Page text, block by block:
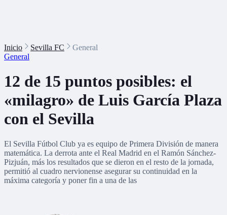
Inicio Sevilla FC
General
General
12 de 15 puntos posibles: el
«milagro» de Luis García Plaza
con el Sevilla
El Sevilla Fútbol Club ya es equipo de Primera División de manera
matemática. La derrota ante el Real Madrid en el Ramón Sánchez-
Pizjuán, más los resultados que se dieron en el resto de la jornada,
permitió al cuadro nervionense asegurar su continuidad en la
máxima categoría y poner fin a una de las